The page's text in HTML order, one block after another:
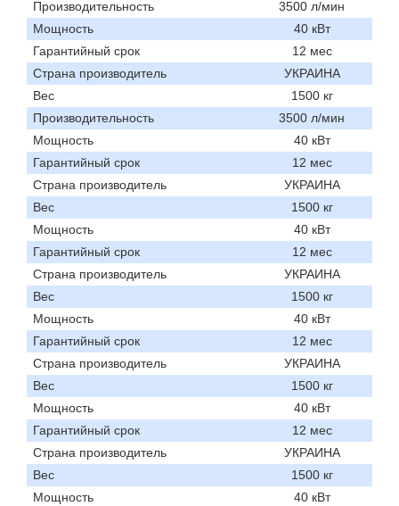
Производительность
3500 л/мин
Мощность
40 кВт
Гарантийный срок
12 мес
Страна производитель
УКРАИНА
Вес
1500 кг
Производительность
3500 л/мин
Мощность
40 кВт
Гарантийный срок
12 мес
Страна производитель
УКРАИНА
Вес
1500 кг
Мощность
40 кВт
Гарантийный срок
12 мес
Страна производитель
УКРАИНА
Вес
1500 кг
Мощность
40 кВт
Гарантийный срок
12 мес
Страна производитель
УКРАИНА
Вес
1500 кг
Мощность
40 кВт
Гарантийный срок
12 мес
Страна производитель
УКРАИНА
Вес
1500 кг
Мощность
40 кВт